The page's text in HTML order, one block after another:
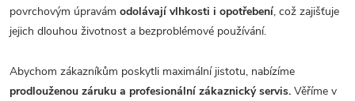
povrchovým úpravám odolávají vlhkosti i opotřebení, což zajišťuje
jejich dlouhou životnost a bezproblémové používání.
Abychom zákazníkům poskytli maximální jistotu, nabízíme
prodlouženou záruku a profesionální zákaznický servis. Věříme v